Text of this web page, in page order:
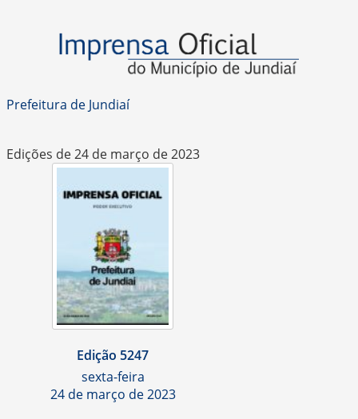
Prefeitura de Jundiaí
Edições de 24 de março de 2023
Edição 5247
sexta-feira
24 de março de 2023